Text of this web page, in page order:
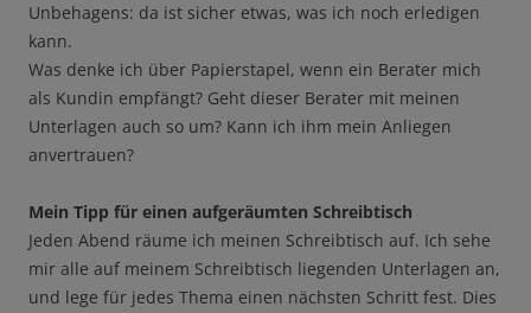
Unbehagens: da ist sicher etwas, was ich noch erledigen
kann.
Was denke ich über Papierstapel, wenn ein Berater mich
als Kundin empfängt? Geht dieser Berater mit meinen
Unterlagen auch so um? Kann ich ihm mein Anliegen
anvertrauen?
Mein Tipp für einen aufgeräumten Schreibtisch
Jeden Abend räume ich meinen Schreibtisch auf. Ich sehe
mir alle auf meinem Schreibtisch liegenden Unterlagen an,
und lege für jedes Thema einen nächsten Schritt fest. Dies